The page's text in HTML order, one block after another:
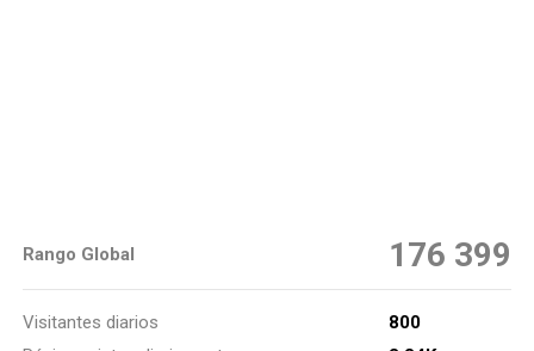
Rango Global 176 399
Visitantes diarios
800